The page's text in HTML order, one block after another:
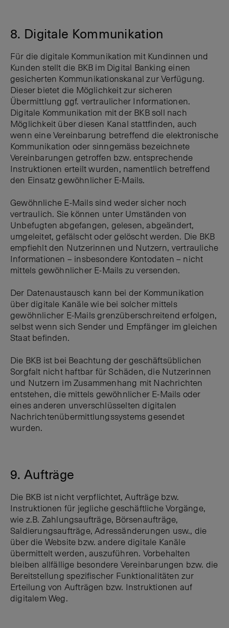
8. Digitale Kommunikation
Für die digitale Kommunikation mit Kundinnen und
Kunden stellt die BKB im Digital Banking einen
gesicherten Kommunikationskanal zur Verfügung.
Dieser bietet die Möglichkeit zur sicheren
Übermittlung ggf. vertraulicher Informationen.
Digitale Kommunikation mit der BKB soll nach
Möglichkeit über diesen Kanal stattfinden, auch
wenn eine Vereinbarung betreffend die elektronische
Kommunikation oder sinngemäss bezeichnete
Vereinbarungen getroffen bzw. entsprechende
Instruktionen erteilt wurden, namentlich betreffend
den Einsatz gewöhnlicher E-Mails.
Gewöhnliche E-Mails sind weder sicher noch
vertraulich. Sie können unter Umständen von
Unbefugten abgefangen, gelesen, abgeändert,
umgeleitet, gefälscht oder gelöscht werden. Die BKB
empfiehlt den Nutzerinnen und Nutzern, vertrauliche
Informationen – insbesondere Kontodaten – nicht
mittels gewöhnlicher E-Mails zu versenden.
Der Datenaustausch kann bei der Kommunikation
über digitale Kanäle wie bei solcher mittels
gewöhnlicher E-Mails grenzüberschreitend erfolgen,
selbst wenn sich Sender und Empfänger im gleichen
Staat befinden.
Die BKB ist bei Beachtung der geschäftsüblichen
Sorgfalt nicht haftbar für Schäden, die Nutzerinnen
und Nutzern im Zusammenhang mit Nachrichten
entstehen, die mittels gewöhnlicher E-Mails oder
eines anderen unverschlüsselten digitalen
Nachrichtenübermittlungssystems gesendet
wurden.
9. Aufträge
Die BKB ist nicht verpflichtet, Aufträge bzw.
Instruktionen für jegliche geschäftliche Vorgänge,
wie z.B. Zahlungsaufträge, Börsenaufträge,
Saldierungsaufträge, Adressänderungen usw., die
über die Website bzw. andere digitale Kanäle
übermittelt werden, auszuführen. Vorbehalten
bleiben allfällige besondere Vereinbarungen bzw. die
Bereitstellung spezifischer Funktionalitäten zur
Erteilung von Aufträgen bzw. Instruktionen auf
digitalem Weg.